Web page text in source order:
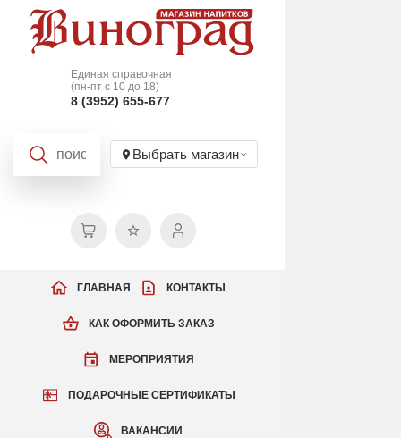
Единая справочная
(пн-пт с 10 до 18)
8 (3952) 655-677
Выбрать магазин
КАК ОФОРМИТЬ ЗАКАЗ
МЕРОПРИЯТИЯ
ПОДАРОЧНЫЕ СЕРТИФИКАТЫ
ВАКАНСИИ
ГЛАВНАЯ КОНТАКТЫ